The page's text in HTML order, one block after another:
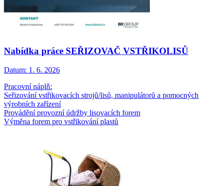
Nabídka práce SEŘIZOVAČ VSTŘIKOLISŮ
Datum: 1. 6. 2026
Pracovní náplň:
Seřizování vstřikovacích strojů/lisů, manipulátorů a pomocných
výrobních zařízení
Provádění provozní údržby lisovacích forem
Výměna forem pro vstřikování plastů